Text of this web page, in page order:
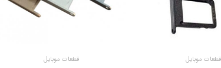
قطعات موبایل قطعات موبایل